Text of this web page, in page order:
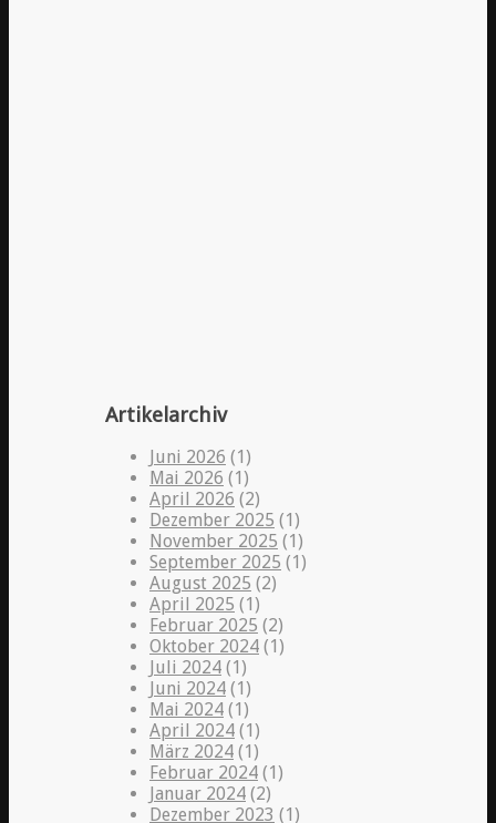
Artikelarchiv
Juni 2026 (1)
Mai 2026 (1)
April 2026 (2)
Dezember 2025 (1)
November 2025 (1)
September 2025 (1)
August 2025 (2)
April 2025 (1)
Februar 2025 (2)
Oktober 2024 (1)
Juli 2024 (1)
Juni 2024 (1)
Mai 2024 (1)
April 2024 (1)
März 2024 (1)
Februar 2024 (1)
Januar 2024 (2)
Dezember 2023 (1)